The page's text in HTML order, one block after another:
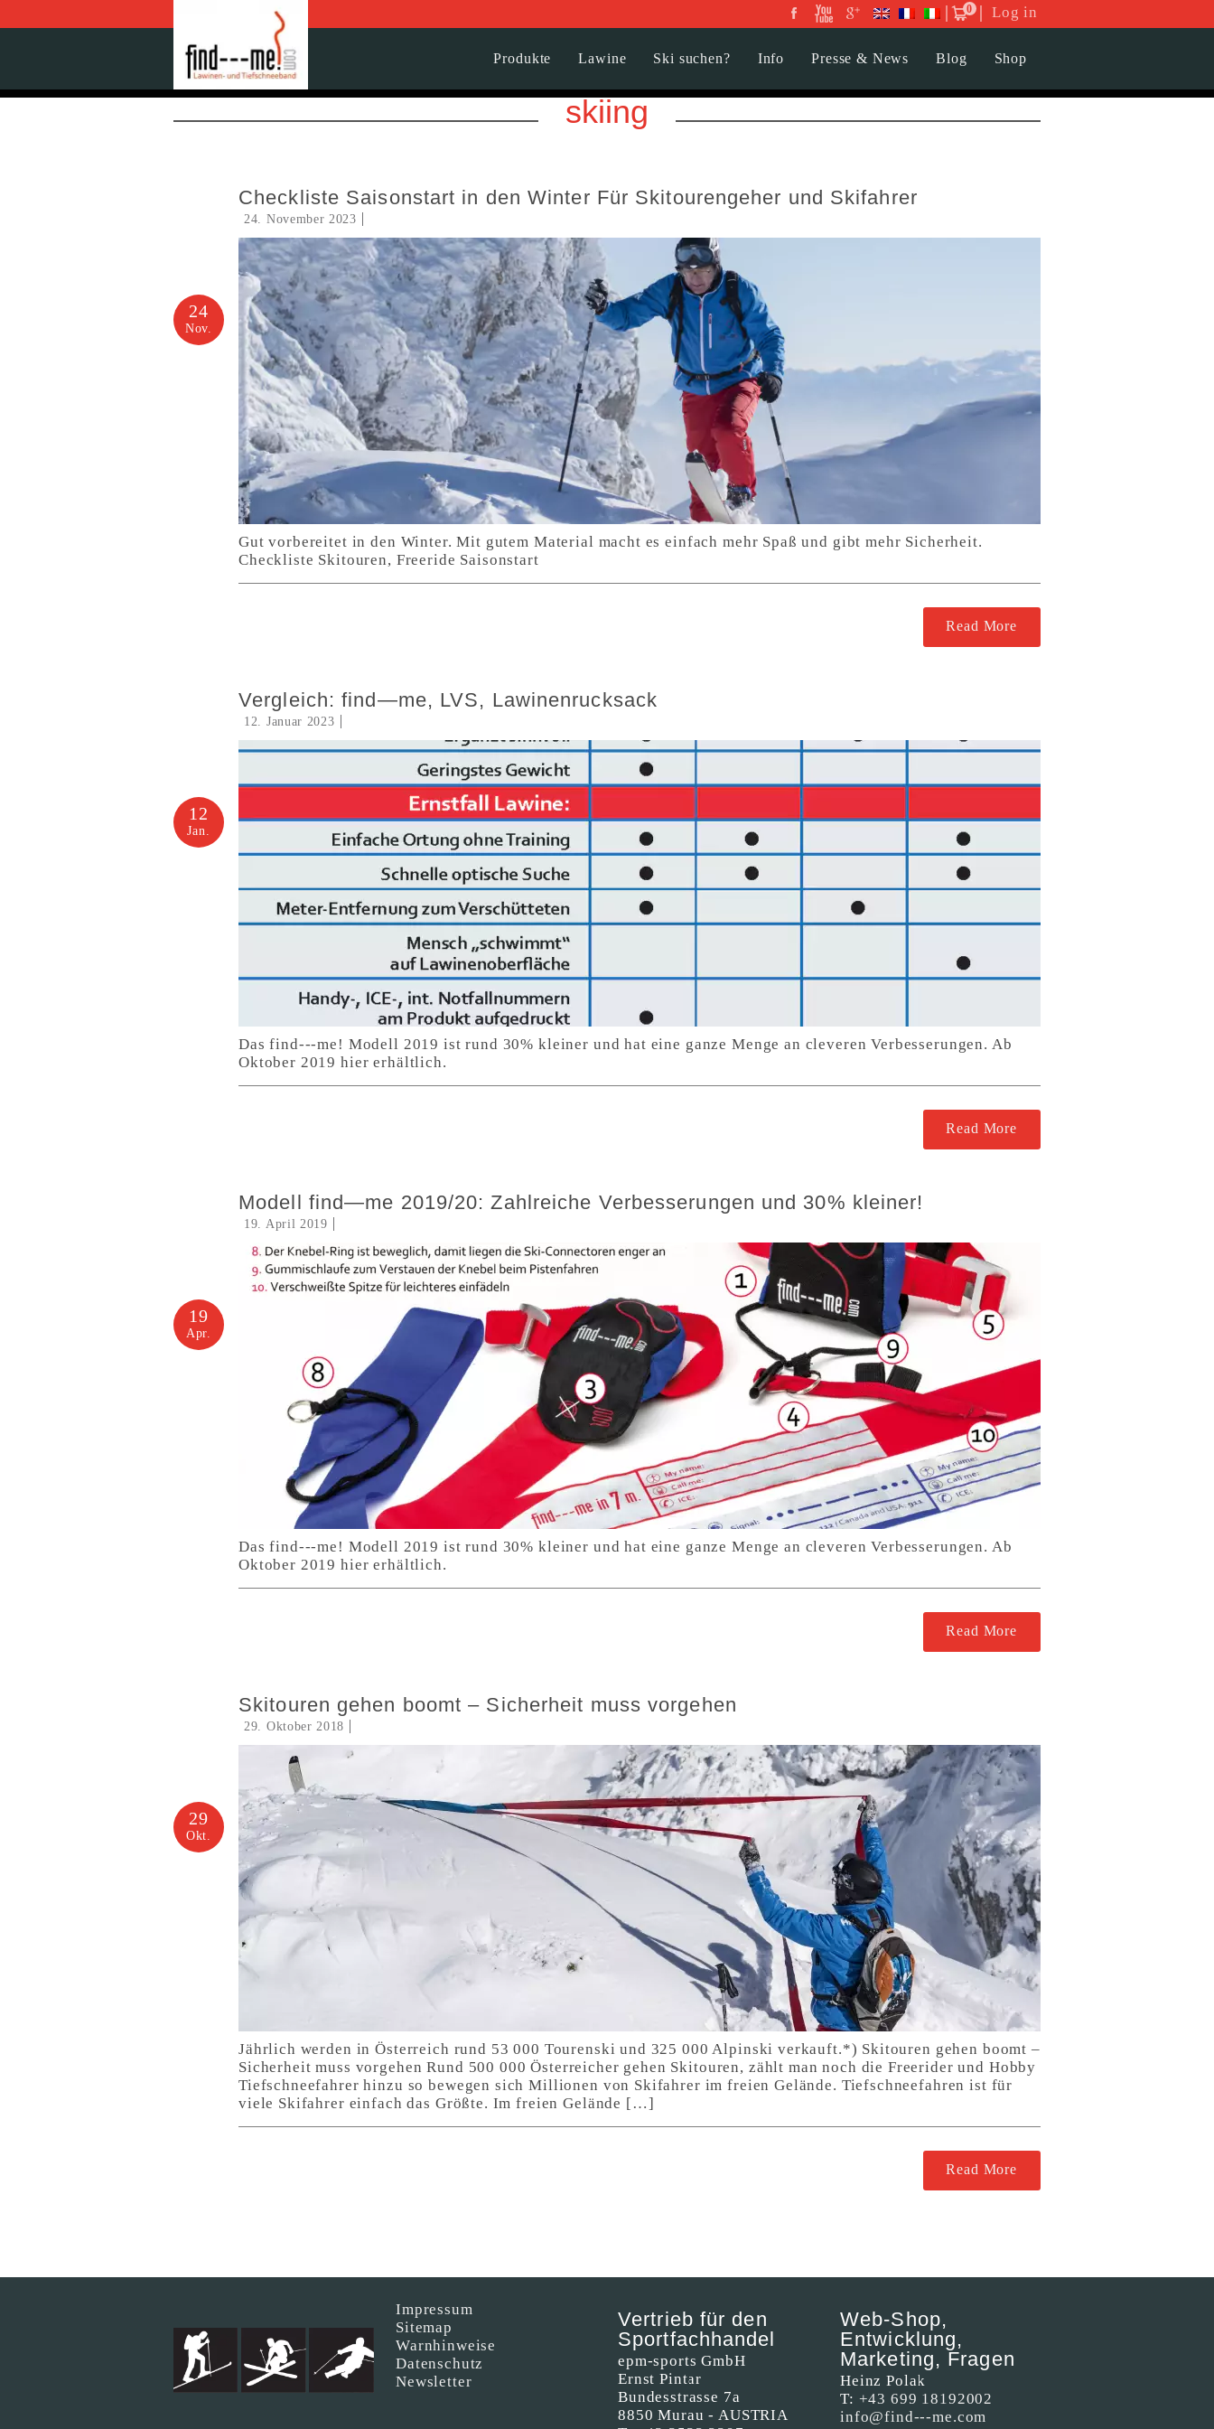
0 Log in
Produkte Lawine Ski suchen? Info Presse & News Blog Shop
skiing
Checkliste Saisonstart in den Winter Für Skitourengeher und Skifahrer
24. November 2023
24
Nov.
Gut vorbereitet in den Winter. Mit gutem Material macht es einfach mehr Spaß und gibt mehr Sicherheit.
Checkliste Skitouren, Freeride Saisonstart
Read More
Vergleich: find—me, LVS, Lawinenrucksack
12. Januar 2023
12
Jan.
Das find---me! Modell 2019 ist rund 30% kleiner und hat eine ganze Menge an cleveren Verbesserungen. Ab
Oktober 2019 hier erhältlich.
Read More
Modell find—me 2019/20: Zahlreiche Verbesserungen und 30% kleiner!
19. April 2019
19
Apr.
Das find---me! Modell 2019 ist rund 30% kleiner und hat eine ganze Menge an cleveren Verbesserungen. Ab
Oktober 2019 hier erhältlich.
Read More
Skitouren gehen boomt – Sicherheit muss vorgehen
29. Oktober 2018
29
Okt.
Jährlich werden in Österreich rund 53 000 Tourenski und 325 000 Alpinski verkauft.*) Skitouren gehen boomt –
Sicherheit muss vorgehen Rund 500 000 Österreicher gehen Skitouren, zählt man noch die Freerider und Hobby
Tiefschneefahrer hinzu so bewegen sich Millionen von Skifahrer im freien Gelände. Tiefschneefahren ist für
viele Skifahrer einfach das Größte. Im freien Gelände […]
Read More
Impressum
Sitemap
Warnhinweise
Datenschutz
Newsletter
Vertrieb für den
Sportfachhandel
epm-sports GmbH
Ernst Pintar
Bundesstrasse 7a
8850 Murau - AUSTRIA
Web-Shop,
Entwicklung,
Marketing, Fragen
Heinz Polak
T: +43 699 18192002
info@find---me.com